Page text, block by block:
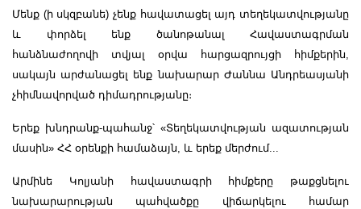
Մենք (ի սկզբանե) չենք հավատացել այդ տեղեկատվությանը
և փորձել ենք ծանոթանալ Հավաստագրման
հանձնաժողովի տվյալ օրվա հարցազրույցի հիմքերին,
սակայն արժանացել ենք նախարար Ժաննա Անդրեասյանի
չհիմնավորված դիմադրությանը։
Երեք խնդրանք-պահանջ՝ «Տեղեկատվության ազատության
մասին» ՀՀ օրենքի համաձայն, և երեք մերժում...
Արմինե Կոլյանի հավաստագրի հիմքերը թաքցնելու
նախարարության պահվածքը վիճարկելու համար